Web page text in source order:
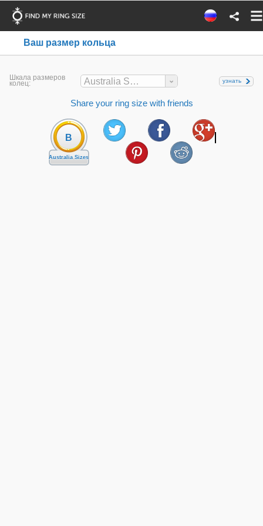
Ваш размер кольца
Шкала размеров
колец: Australia Sizes узнать
Share your ring size with friends
B
Australia Sizes